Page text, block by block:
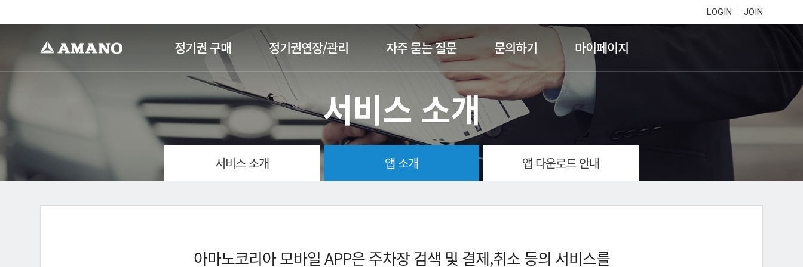
LOGIN JOIN
정기권 구매 정기권연장/관리 자주 묻는 질문 문의하기 마이페이지
서비스 소개
서비스 소개 앱 소개 앱 다운로드 안내
아마노코리아 모바일 APP은 주차장 검색 및 결제,취소 등의 서비스를